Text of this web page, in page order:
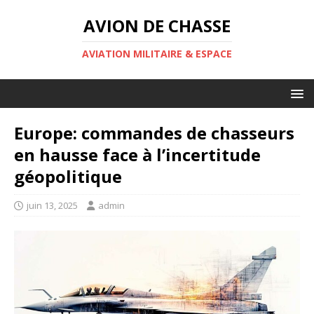
AVION DE CHASSE
AVIATION MILITAIRE & ESPACE
Europe: commandes de chasseurs
en hausse face à l’incertitude
géopolitique
juin 13, 2025 admin